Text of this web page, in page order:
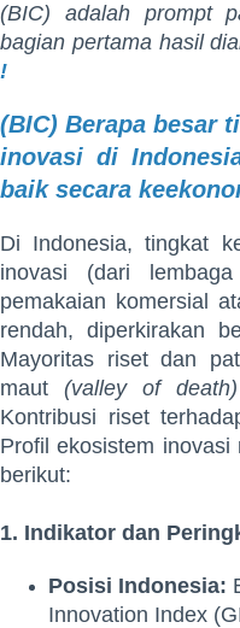
(BIC) adalah prompt
bagian pertama hasil
!
(BIC) Berapa besar
inovasi di
baik secara
Di Indonesia, tingkat
inovasi (dari
pemakaian komersial
rendah, diperkirakan
Mayoritas riset dan
maut (valley of death)
Kontribusi riset
Profil ekosistem
berikut:
1. Indikator dan
Posisi Indonesia:
Innovation Index